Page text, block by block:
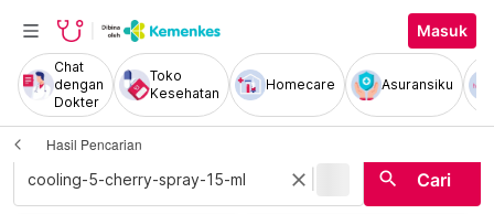
Masuk
Chat
dengan
Dokter
Toko
Kesehatan
Homecare Asuransiku
Hasil Pencarian
close search Cari